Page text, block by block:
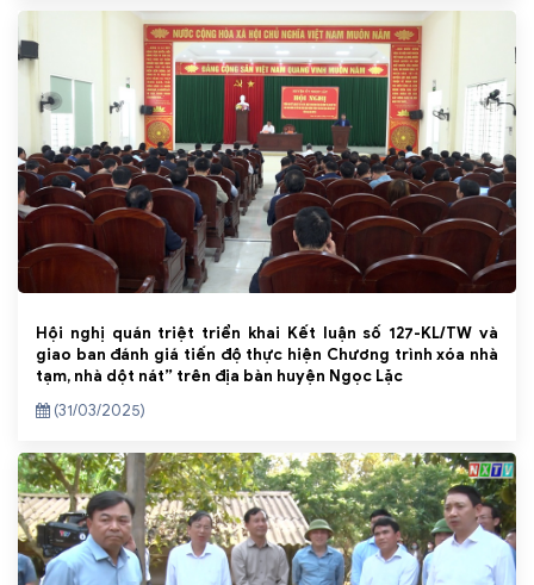
Hội nghị quán triệt triển khai Kết luận số 127-KL/TW và
giao ban đánh giá tiến độ thực hiện Chương trình xóa nhà
tạm, nhà dột nát” trên địa bàn huyện Ngọc Lặc
(31/03/2025)